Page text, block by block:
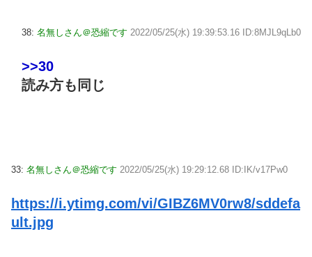
38: 名無しさん＠恐縮です 2022/05/25(水) 19:39:53.16 ID:8MJL9qLb0
>>30
読み方も同じ
33: 名無しさん＠恐縮です 2022/05/25(水) 19:29:12.68 ID:IK/v17Pw0
https://i.ytimg.com/vi/GIBZ6MV0rw8/sddefa
ult.jpg